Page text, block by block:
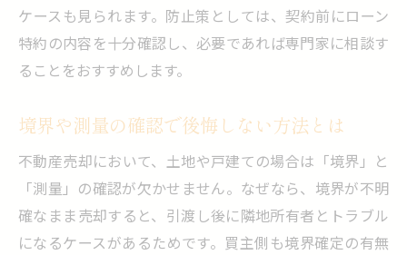
ケースも見られます。防止策としては、契約前にローン
特約の内容を十分確認し、必要であれば専門家に相談す
ることをおすすめします。
境界や測量の確認で後悔しない方法とは
不動産売却において、土地や戸建ての場合は「境界」と
「測量」の確認が欠かせません。なぜなら、境界が不明
確なまま売却すると、引渡し後に隣地所有者とトラブル
になるケースがあるためです。買主側も境界確定の有無